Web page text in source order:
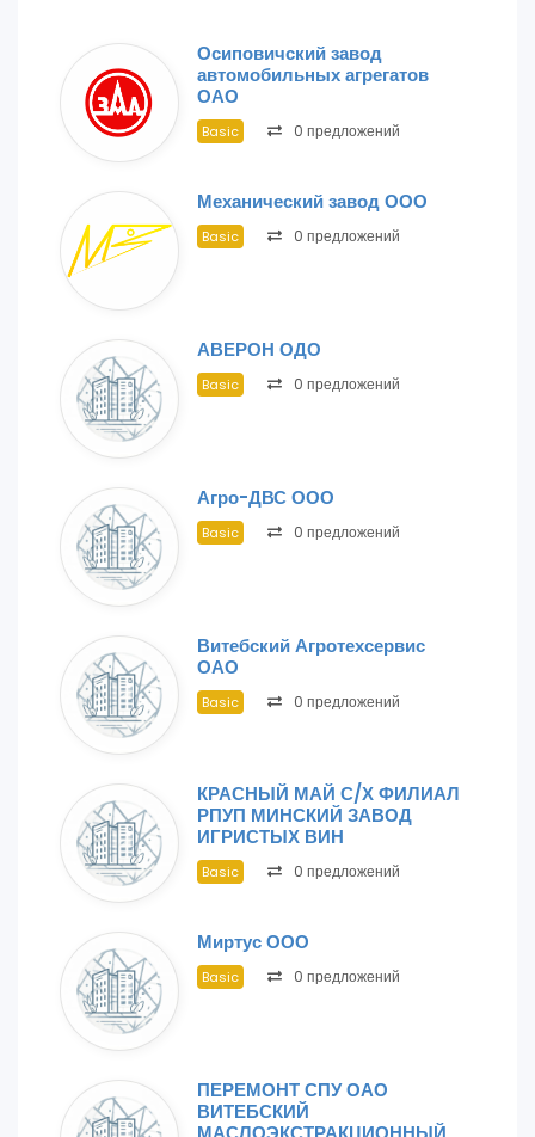
Осиповичский завод
автомобильных агрегатов
ОАО
Basic 0 предложений
Механический завод ООО
Basic 0 предложений
АВЕРОН ОДО
Basic 0 предложений
Агро-ДВС ООО
Basic 0 предложений
Витебский Агротехсервис
ОАО
Basic 0 предложений
КРАСНЫЙ МАЙ С/Х ФИЛИАЛ
РПУП МИНСКИЙ ЗАВОД
ИГРИСТЫХ ВИН
Basic 0 предложений
Миртус ООО
Basic 0 предложений
ПЕРЕМОНТ СПУ ОАО
ВИТЕБСКИЙ